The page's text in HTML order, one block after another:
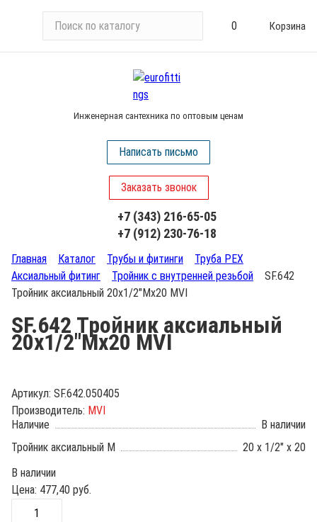
и
у
0 Корзина
Инженерная сантехника по оптовым ценам
Написать письмо
Заказать звонок
+7 (343) 216-65-05
+7 (912) 230-76-18
Главная Каталог Трубы и фитинги
Труба PEX
Аксиальный фитинг
Тройник с внутренней резьбой
SF.642
Тройник аксиальный 20х1/2"Мх20 MVI
SF.642 Тройник аксиальный
20х1/2"Мх20 MVI
Артикул: SF.642.050405
Производитель: MVI
Наличие
В наличии
Тройник аксиальный М
20 x 1/2" x 20
В наличии
Цена: 477,40 руб.